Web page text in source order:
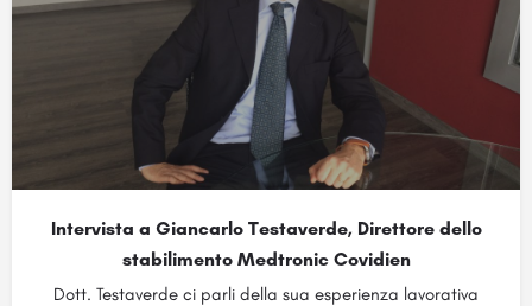
Intervista a Giancarlo Testaverde, Direttore dello
stabilimento Medtronic Covidien
Dott. Testaverde ci parli della sua esperienza lavorativa